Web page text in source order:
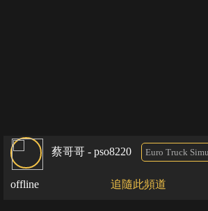
蔡哥哥 - pso8220 Euro Truck
offline 追隨此頻道